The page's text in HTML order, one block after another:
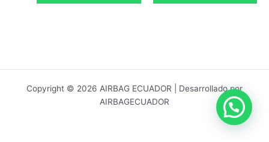
Copyright © 2026 AIRBAG ECUADOR | Desarrollado por
AIRBAGECUADOR